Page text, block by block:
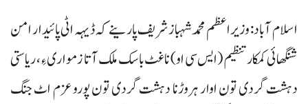
اسلام آباد : وزیراعظم محمد شہباز شریف پارینے کہ ڈیہہ اٹی پائیدار امن
شنگھائی کمکار تنظیم (ایس سی او) ناغٹ باسک ملک آتا زمواری ءِ، ریاستی
دہشت گردی تون اوار ہروڑنا دہشت گردی تون پورو عزم اٹ جنگ